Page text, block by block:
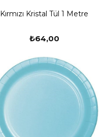
Kırmızı Kristal Tül 1 Metre
₺64,00